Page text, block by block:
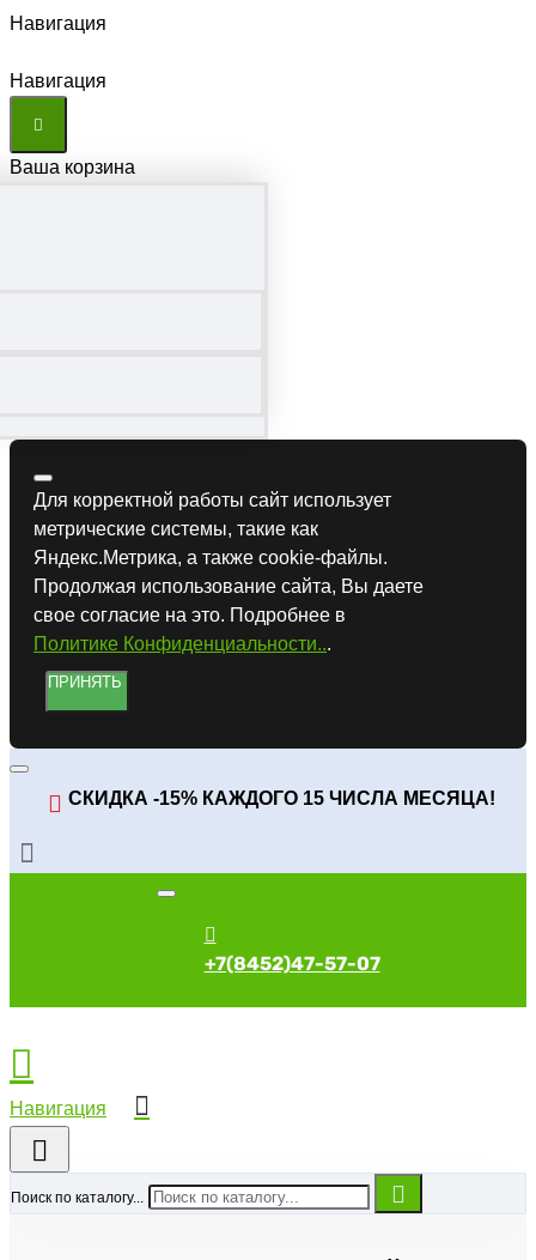
Навигация
Навигация
Ваша корзина
Для корректной работы сайт использует
метрические системы, такие как
Яндекс.Метрика, а также cookie-файлы.
Продолжая использование сайта, Вы даете
свое согласие на это. Подробнее в
Политике Конфиденциальности...
ПРИНЯТЬ
СКИДКА -15% КАЖДОГО 15 ЧИСЛА МЕСЯЦА!
+7(8452)47-57-07
Поиск по каталогу...